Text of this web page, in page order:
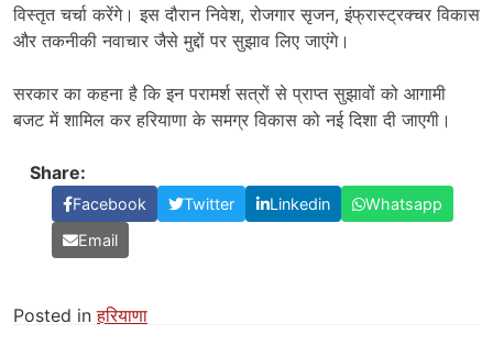
विस्तृत चर्चा करेंगे। इस दौरान निवेश, रोजगार सृजन, इंफ्रास्ट्रक्चर विकास
और तकनीकी नवाचार जैसे मुद्दों पर सुझाव लिए जाएंगे।
सरकार का कहना है कि इन परामर्श सत्रों से प्राप्त सुझावों को आगामी
बजट में शामिल कर हरियाणा के समग्र विकास को नई दिशा दी जाएगी।
Share:
Facebook Twitter Linkedin
Whatsapp
Email
Posted inहरियाणा